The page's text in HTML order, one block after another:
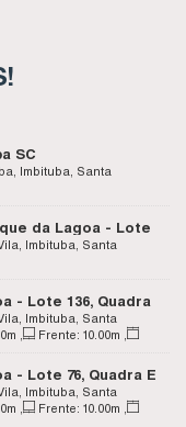
SC
Imbituba, Santa
da Lagoa - Lote
- Imbituba SC
Imbituba, Santa
- Lote 136, Quadra
Imbituba, Santa
m Frente: 10 .00m
- Lote 76, Quadra E
Imbituba, Santa
m Frente: 10 .00m